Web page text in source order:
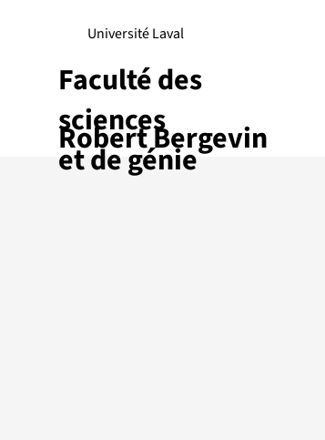
Robert Bergevin
Université Laval
Faculté des
sciences
et de génie